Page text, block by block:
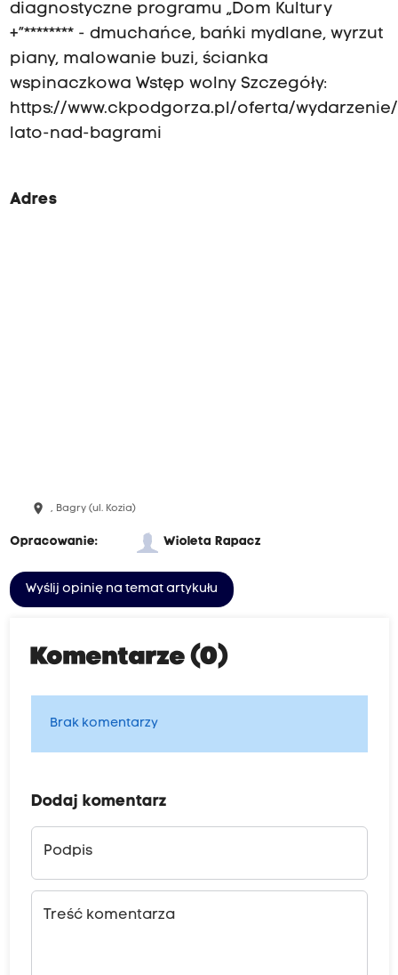
diagnostyczne programu „Dom Kultury
+”******** - dmuchańce, bańki mydlane, wyrzut
piany, malowanie buzi, ścianka
wspinaczkowa Wstęp wolny Szczegóły:
https://www.ckpodgorza.pl/oferta/
lato-nad-bagrami
Adres
place , Bagry (ul. Kozia)
Opracowanie: Wioleta Rapacz
Wyślij opinię na temat artykułu
Komentarze (0)
Brak komentarzy
Dodaj komentarz
Podpis
Treść komentarza